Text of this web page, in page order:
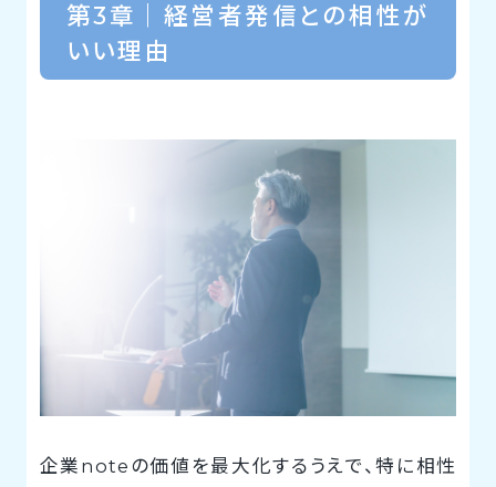
第3章｜経営者発信との相性が
いい理由
企業noteの価値を最大化するうえで、特に相性